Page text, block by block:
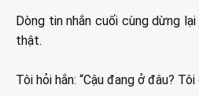
Dòng tin nhắn cuối cùng dừng
thật.
Tôi hỏi hắn: “Cậu đang ở đâu?